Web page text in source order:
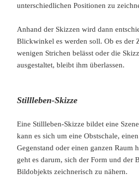
unterschiedlichen Positionen zu
Anhand der Skizzen wird dann
Blickwinkel es werden soll. Ob es der
wenigen Strichen belässt oder die
ausgestaltet, bleibt ihm überlassen.
Stillleben-Skizze
Eine Stillleben-Skizze bildet eine
kann es sich um eine Obstschale,
Gegenstand oder einen ganzen Raum
geht es darum, sich der Form und der
Bildobjekts zeichnerisch zu nähern.